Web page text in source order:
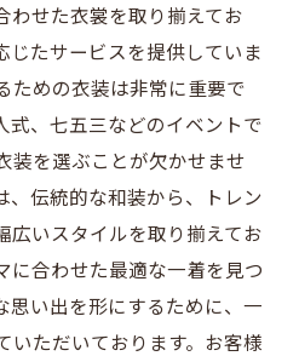
わせた衣裳を取り揃えてお
じたサービスを提供していま
ための衣装は非常に重要で
式、七五三などのイベントで
装を選ぶことが欠かせませ
、伝統的な和装から、トレン
広いスタイルを取り揃えてお
に合わせた最適な一着を見つ
思い出を形にするために、一
いただいております。お客様